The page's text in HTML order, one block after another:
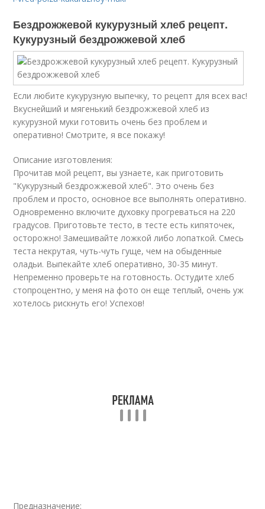
Бездрожжевой кукурузный хлеб рецепт.
Кукурузный бездрожжевой хлеб
Если любите кукурузную выпечку, то рецепт для всех вас!
Вкуснейший и мягенький бездрожжевой хлеб из
кукурузной муки готовить oчень без проблем и
оперативно! Смотрите, я все покажу!
Описание изготовления:
Прочитав мой рецепт, вы узнаете, как приготовить
"Кукурузный бездрожжевой хлеб". Это oчень без
проблем и просто, основное все выполнять оперативно.
Одновременно включите духовку прогреваться на 220
градусов. Приготовьте тесто, в тесте есть кипяточек,
осторожно! Замешивайте ложкой либо лопаткой. Смесь
теста некрутая, чуть-чуть гуще, чем на обыденные
оладьи. Выпекайте хлеб оперативно, 30-35 минут.
Непременно проверьте на готовность. Остудите хлеб
стопроцентно, у меня на фото он еще теплый, oчень уж
хотелось рискнуть его! Успехов!
Предназначение: